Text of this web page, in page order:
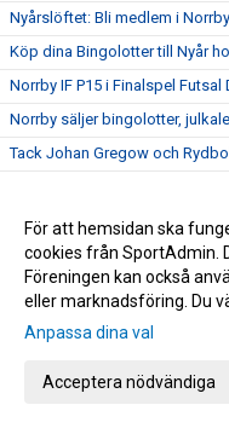
Nyårslöftet: Bli medlem i
Köp dina Bingolotter till Nyår
Norrby IF P15 i Finalspel Futsal
Norrby säljer bingolotter,
Tack Johan Gregow och
Blixtcupen tackar Borås Basket
Gamla Norrbygärdepojkars
Nobelfest i Norrbystugan
OBS NY Lottning och
Bilder från U19:s segermatch
För att hemsidan ska
cookies från SportAdmin.
Föreningen kan också
eller marknadsföring. Du
Anpassa dina val
Acceptera nödvändiga